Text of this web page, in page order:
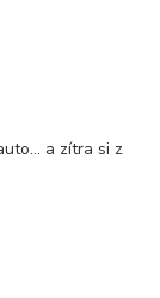
a zítra si z